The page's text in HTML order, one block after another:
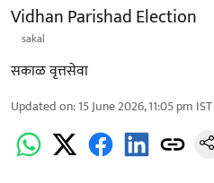
Vidhan Parishad Election
sakal
सकाळ वृत्तसेवा
Updated on:15 June 2026, 11:05 pm IST